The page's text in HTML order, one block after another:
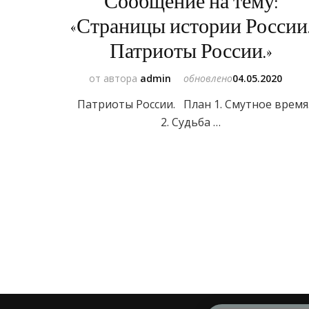
«Страницы истории
Патриоты России.»
от автора admin обновлено04.05.2020
Патриоты России. План 1. Смутное
2. Судьба …